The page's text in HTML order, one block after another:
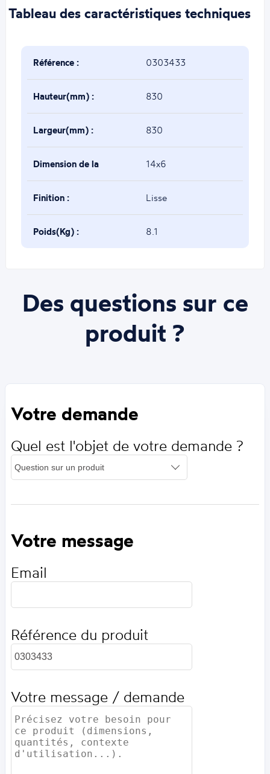
Tableau des caractéristiques techniques
Référence : 0303433
Hauteur(mm) : 830
Largeur(mm) : 830
Dimension de la
base(mm) :
14x6
Finition : Lisse
Poids(Kg) : 8.1
Des questions sur ce
produit ?
Votre demande
Quel est l'objet de votre demande ?
Votre message
Email
Référence du produit
Votre message / demande